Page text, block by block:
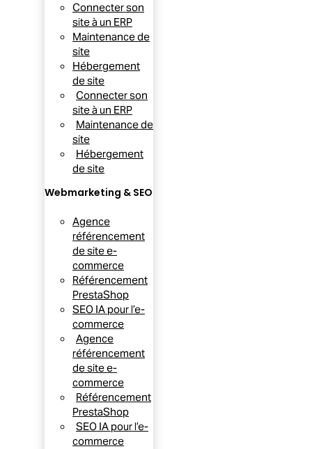
Connecter son
site à un ERP
Maintenance de
site
Hébergement
de site
Connecter son
site à un ERP
Maintenance de
site
Hébergement
de site
Webmarketing & SEO
Agence
référencement
de site e-
commerce
Référencement
PrestaShop
SEO IA pour l’e-
commerce
Agence
référencement
de site e-
commerce
Référencement
PrestaShop
SEO IA pour l’e-
commerce